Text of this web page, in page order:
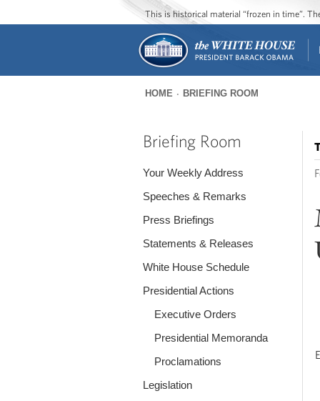
This is historical material “frozen in time”.
are
HOME BRIEFING ROOM
Briefing Room
Your Weekly Address
Speeches & Remarks
Press Briefings
Statements & Releases
White House Schedule
Presidential Actions
Executive Orders
Presidential Memoranda
Proclamations
Legislation